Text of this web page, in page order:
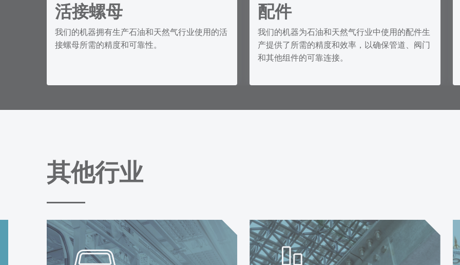
活接螺母
我们的机器拥有生产石油和天然气行业使用的活
接螺母所需的精度和可靠性。
配件
我们的机器为石油和天然气行业中使用的配件生
产提供了所需的精度和效率，以确保管道、阀门
和其他组件的可靠连接。
其他行业